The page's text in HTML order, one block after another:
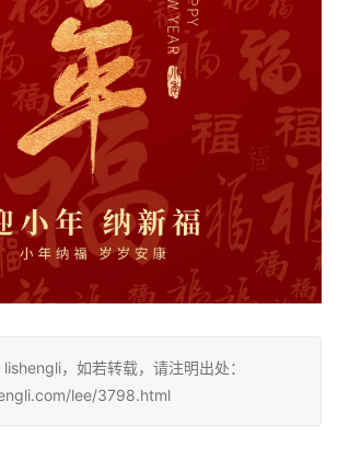
，如若转载，请注明出处：
lee/3798.html